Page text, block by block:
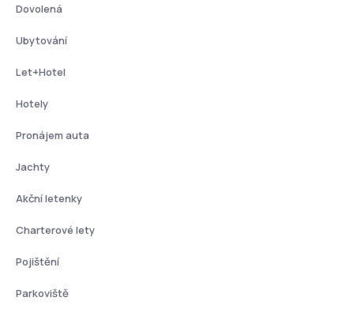
Dovolená
Ubytování
Let+Hotel
Hotely
Pronájem auta
Jachty
Akční letenky
Charterové lety
Pojištění
Parkoviště